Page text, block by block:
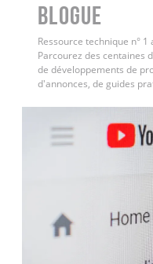
BLOGUE
Ressource technique n°
Parcourez des centaines
de développements de
d'annonces, de guides